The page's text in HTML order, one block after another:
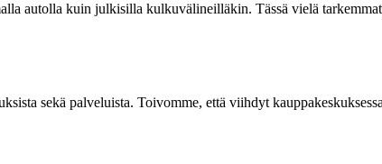
autolla kuin julkisilla kulkuvälineilläkin. Tässä vielä
sekä palveluista. Toivomme, että viihdyt